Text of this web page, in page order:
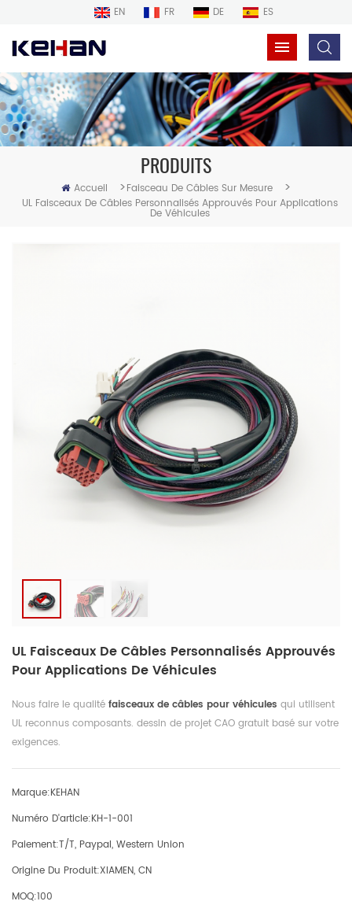
EN FR DE ES
PRODUITS
Accueil >Faisceau De Câbles Sur Mesure >
UL Faisceaux De Câbles Personnalisés Approuvés Pour Applications
De Véhicules
UL Faisceaux De Câbles Personnalisés Approuvés
Pour Applications De Véhicules
Nous faire le qualité faisceaux de câbles pour véhicules qui utilisent
UL reconnus composants. dessin de projet CAO gratuit basé sur votre
exigences.
Marque:KEHAN
Numéro D'article:KH-1-001
Paiement:T/T, Paypal, Western Union
Origine Du Produit:XIAMEN, CN
MOQ:100